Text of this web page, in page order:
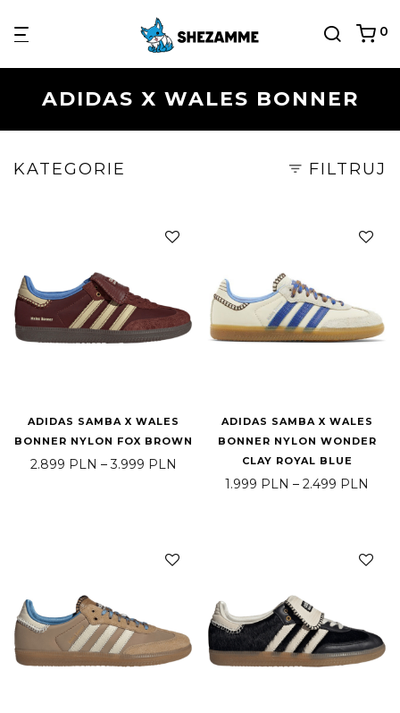
0
ADIDAS X WALES BONNER
KATEGORIE FILTRUJ
ADIDAS SAMBA X WALES
BONNER NYLON FOX BROWN
2.899 PLN – 3.999 PLN Zakres cen: od 2.899 PLN do 3.999
ADIDAS SAMBA X WALES
BONNER NYLON WONDER
CLAY ROYAL BLUE
1.999 PLN – 2.499 PLN